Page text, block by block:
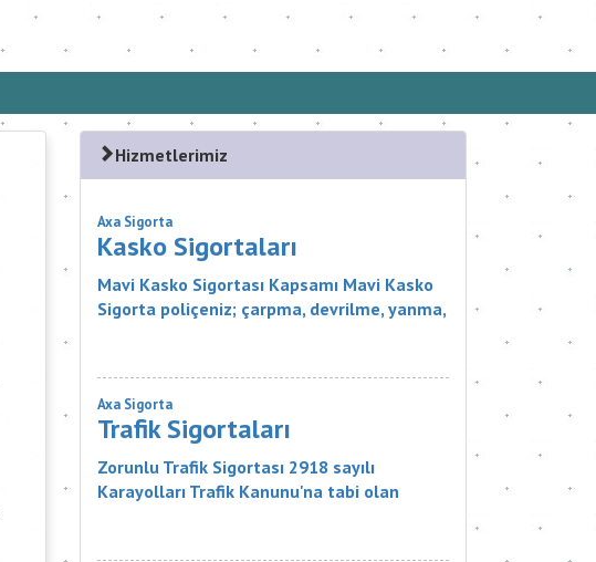
Hizmetlerimiz
Axa Sigorta
Kasko Sigortaları
Mavi Kasko Sigortası Kapsamı Mavi Kasko
Sigorta poliçeniz; çarpma, devrilme, yanma,
Axa Sigorta
Trafik Sigortaları
Zorunlu Trafik Sigortası 2918 sayılı
Karayolları Trafik Kanunu'na tabi olan